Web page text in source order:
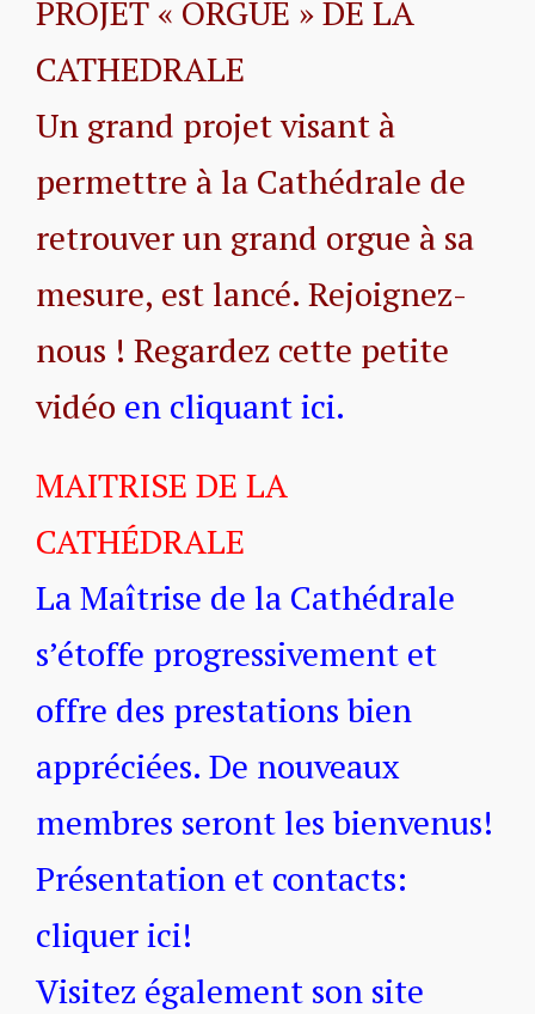
PROJET « ORGUE » DE LA
CATHEDRALE
Un grand projet visant à
permettre à la Cathédrale de
retrouver un grand orgue à sa
mesure, est lancé. Rejoignez-
nous ! Regardez cette petite
vidéo en cliquant ici.
MAITRISE DE LA
CATHÉDRALE
La Maîtrise de la Cathédrale
s’étoffe progressivement et
offre des prestations bien
appréciées. De nouveaux
membres seront les bienvenus!
Présentation et contacts:
cliquer ici!
Visitez également son site